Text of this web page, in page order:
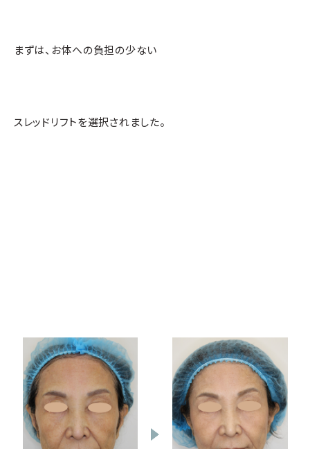
まずは、お体への負担の少ない
スレッドリフトを選択されました。